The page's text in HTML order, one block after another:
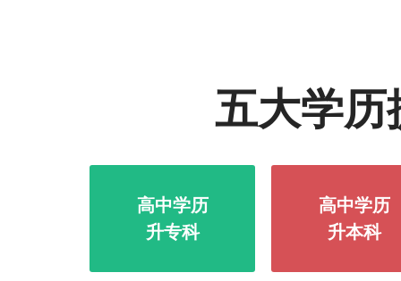
五大学历
高中学历
升专科
高中学历
升本科